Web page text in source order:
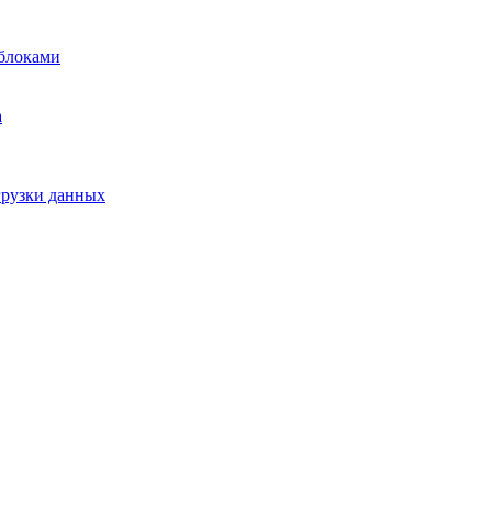
данных